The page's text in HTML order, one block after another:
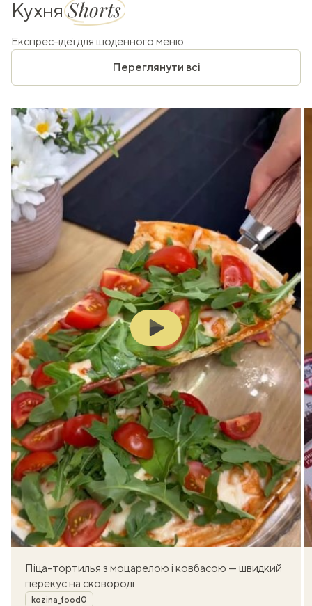
КухняShorts
Експрес-ідеї для щоденного меню
Переглянути всі
Play
Піца-тортилья з моцарелою і ковбасою — швидкий
перекус на сковороді
Автор
kozina_food0